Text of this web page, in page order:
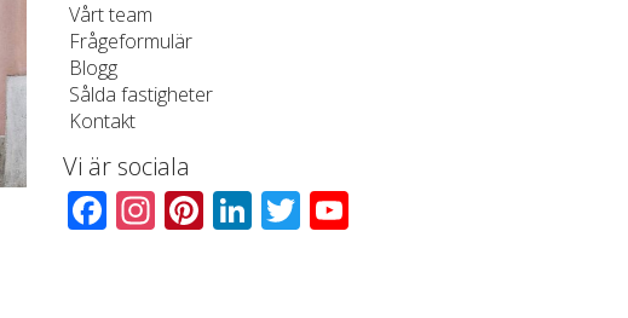
Vårt team
Frågeformulär
Blogg
Sålda fastigheter
Kontakt
Vi är sociala
Facebook
Instagram
Pinterest
LinkedIn
Twitter